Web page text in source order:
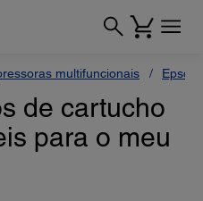
multifuncionais Epson
de cartucho
para o meu